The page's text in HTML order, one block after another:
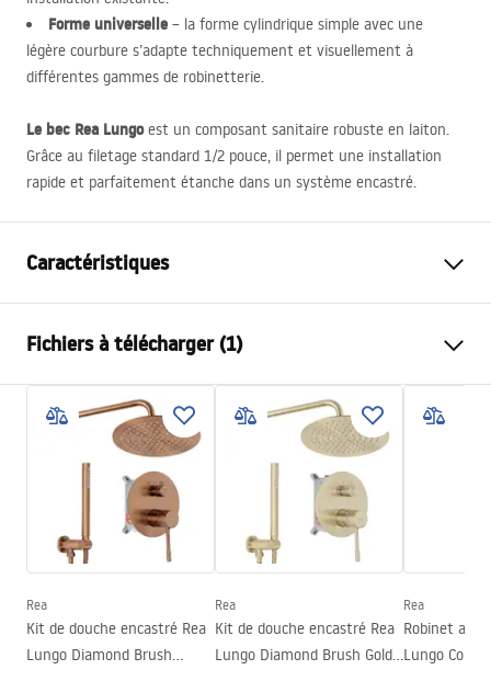
Forme universelle – la forme cylindrique simple avec une
légère courbure s’adapte techniquement et visuellement à
différentes gammes de robinetterie.
Le bec Rea Lungoest un composant sanitaire robuste en laiton.
Grâce au filetage standard 1/2 pouce, il permet une installation
rapide et parfaitement étanche dans un système encastré.
Caractéristiques
Méthode de montage
Couleur
Or
Type de bec
Fixe
Matériel
Laiton
Technologie du revêtement
PVD
Diamètre de raccordement
½ pouce
Modèle
Garantie
24 mois
Fichiers à télécharger (1)
Conditions de garantie
Warranty_Terms_and_Conditions_Accessories_-_24.pdf
Rea
Kit de douche encastré Rea
Lungo Diamond Brush
Rea
Kit de douche encastré Rea
Lungo Diamond Brush Gold
Rea
Robinet
Lungo Copper